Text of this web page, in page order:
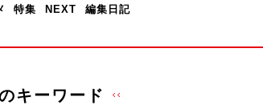
特集 NEXT 編集日記
キーワード